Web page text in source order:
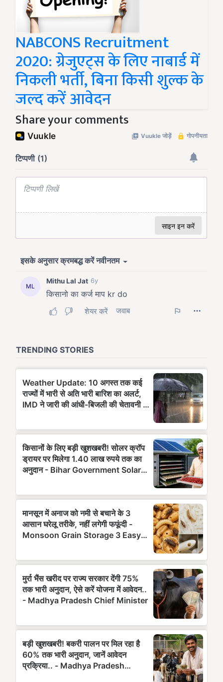
NABCONS Recruitment
2020: ग्रेजुएट्स के लिए नाबार्ड में
निकली भर्ती, बिना किसी शुल्क के
जल्द करें आवेदन
Share your comments